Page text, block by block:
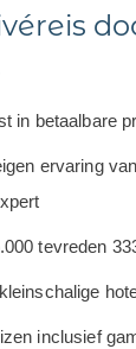
in betaalbare
ervaring
tevreden
inclusief